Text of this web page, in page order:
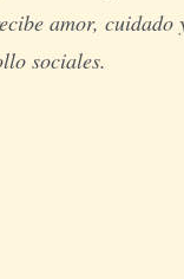
amor, cuidado
sociales.